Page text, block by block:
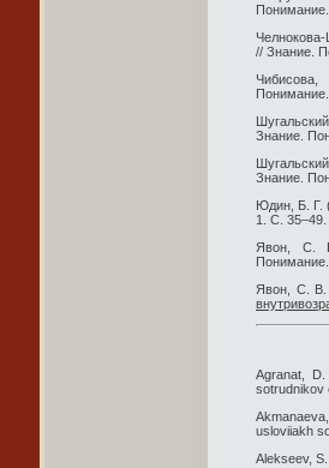
// Знание.
Знание.
Знание.
Юдин, Б. Г.
1. С. 35–49.
Явон, С.
Явон, С. В.
Agranat,
sotrudnikov
usloviiakh
Alekseev,